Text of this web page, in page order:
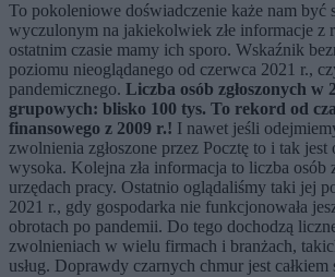
To pokoleniowe doświadczenie każe nam być
wyczulonym na jakiekolwiek złe informacje z
ostatnim czasie mamy ich sporo. Wskaźnik
poziomu nieoglądanego od czerwca 2021 r.,
pandemicznego. Liczba osób zgłoszonych w
grupowych: blisko 100 tys. To rekord od
finansowego z 2009 r.! I nawet jeśli
zwolnienia zgłoszone przez Pocztę to i tak jest
wysoka. Kolejna zła informacja to liczba osób
urzędach pracy. Ostatnio oglądaliśmy taki jej
2021 r., gdy gospodarka nie funkcjonowała
obrotach po pandemii. Do tego dochodzą
zwolnieniach w wielu firmach i branżach,
usług. Doprawdy czarnych chmur jest całkiem